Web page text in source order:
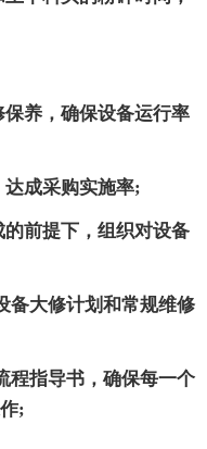
养，确保设备运行率
成采购实施率;
前提下，组织对设备
大修计划和常规维修
指导书，确保每一个
;